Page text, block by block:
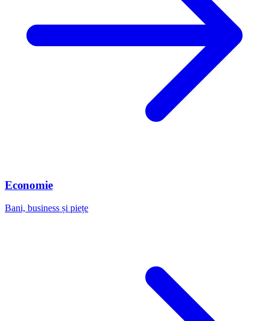
Economie
Bani, business și piețe